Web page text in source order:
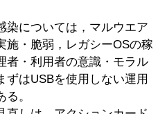
染については，マルウエア
施・脆弱，レガシーOSの稼
者・利用者の意識・モラル
ずはUSBを使用しない運用
。